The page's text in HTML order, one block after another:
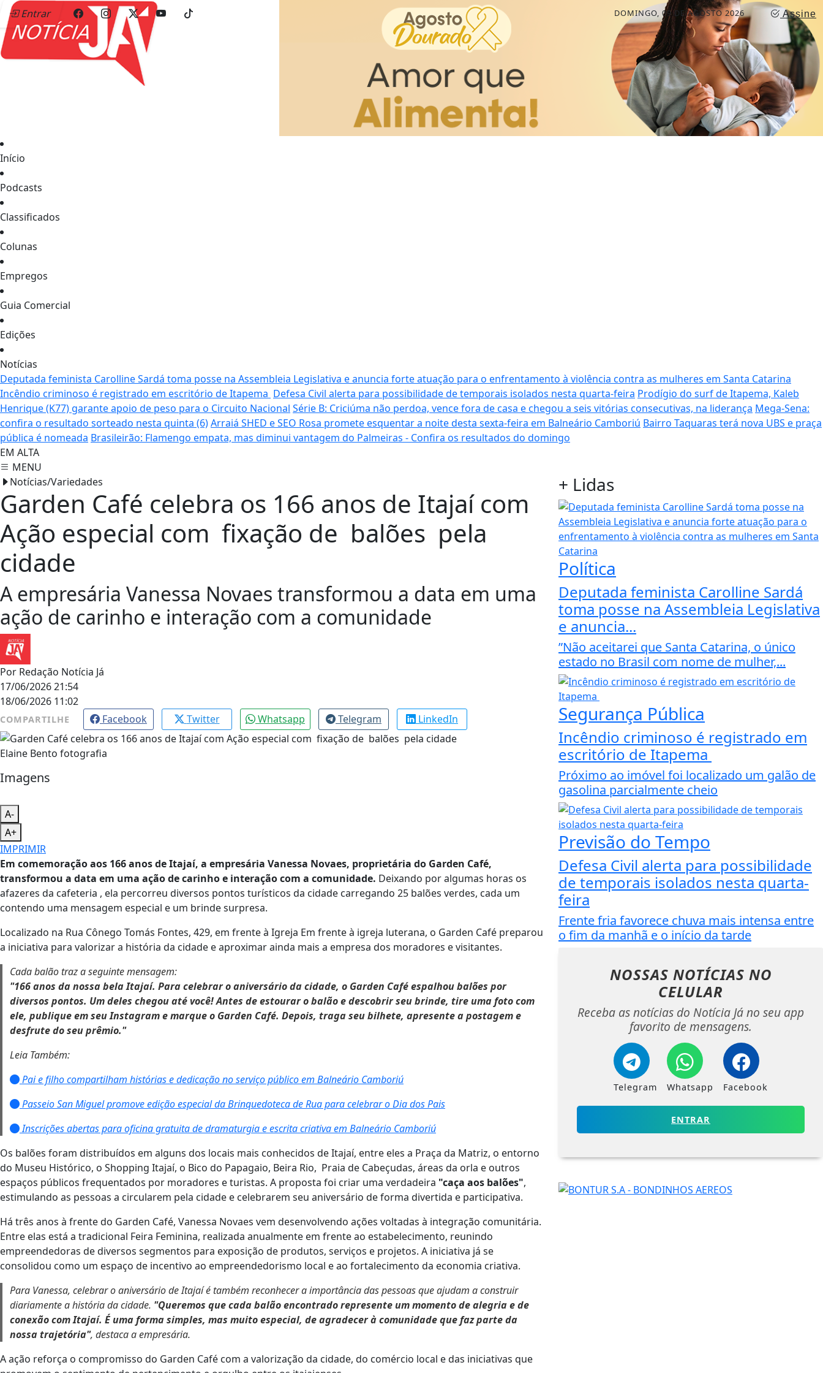
Entrar Assine
DOMINGO, 09 DE AGOSTO 2026
Início
Podcasts
Classificados
Colunas
Empregos
Guia Comercial
Edições
Notícias
Deputada feminista Carolline Sardá toma posse na Assembleia Legislativa e anuncia forte atuação para o enfrentamento à violência contra as mulheres em Santa Catarina
Incêndio criminoso é registrado em escritório de Itapema Defesa Civil alerta para possibilidade de temporais isolados nesta quarta-feira Prodígio do surf de Itapema, Kaleb
Henrique (K77) garante apoio de peso para o Circuito Nacional Série B: Criciúma não perdoa, vence fora de casa e chegou a seis vitórias consecutivas, na liderança Mega-Sena:
confira o resultado sorteado nesta quinta (6)Arraiá SHED e SEO Rosa promete esquentar a noite desta sexta-feira em Balneário Camboriú Bairro Taquaras terá nova UBS e praça
pública é nomeada Brasileirão: Flamengo empata, mas diminui vantagem do Palmeiras - Confira os resultados do domingo
EM ALTA
MENU
Notícias/Variedades
Garden Café celebra os 166 anos de Itajaí com
Ação especial com fixação de balões pela
cidade
A empresária Vanessa Novaes transformou a data em uma
ação de carinho e interação com a comunidade
Por Redação Notícia Já
17/06/2026 21:54
18/06/2026 11:02
COMPARTILHE Facebook Twitter Whatsapp Telegram LinkedIn
Elaine Bento fotografia
Imagens
A-
A+
IMPRIMIR
Em comemoração aos 166 anos de Itajaí, a empresária Vanessa Novaes, proprietária do Garden Café,
transformou a data em uma ação de carinho e interação com a comunidade. Deixando por algumas horas os
afazeres da cafeteria , ela percorreu diversos pontos turísticos da cidade carregando 25 balões verdes, cada um
contendo uma mensagem especial e um brinde surpresa.
Localizado na Rua Cônego Tomás Fontes, 429, em frente à Igreja Em frente à igreja luterana, o Garden Café preparou
a iniciativa para valorizar a história da cidade e aproximar ainda mais a empresa dos moradores e visitantes.
Cada balão traz a seguinte mensagem:
"166 anos da nossa bela Itajaí. Para celebrar o aniversário da cidade, o Garden Café espalhou balões por
diversos pontos. Um deles chegou até você! Antes de estourar o balão e descobrir seu brinde, tire uma foto com
ele, publique em seu Instagram e marque o Garden Café. Depois, traga seu bilhete, apresente a postagem e
desfrute do seu prêmio."
Leia Também:
Pai e filho compartilham histórias e dedicação no serviço público em Balneário Camboriú
Passeio San Miguel promove edição especial da Brinquedoteca de Rua para celebrar o Dia dos Pais
Inscrições abertas para oficina gratuita de dramaturgia e escrita criativa em Balneário Camboriú
Os balões foram distribuídos em alguns dos locais mais conhecidos de Itajaí, entre eles a Praça da Matriz, o entorno
do Museu Histórico, o Shopping Itajaí, o Bico do Papagaio, Beira Rio, Praia de Cabeçudas, áreas da orla e outros
espaços públicos frequentados por moradores e turistas. A proposta foi criar uma verdadeira "caça aos balões",
estimulando as pessoas a circularem pela cidade e celebrarem seu aniversário de forma divertida e participativa.
Há três anos à frente do Garden Café, Vanessa Novaes vem desenvolvendo ações voltadas à integração comunitária.
Entre elas está a tradicional Feira Feminina, realizada anualmente em frente ao estabelecimento, reunindo
empreendedoras de diversos segmentos para exposição de produtos, serviços e projetos. A iniciativa já se
consolidou como um espaço de incentivo ao empreendedorismo local e ao fortalecimento da economia criativa.
Para Vanessa, celebrar o aniversário de Itajaí é também reconhecer a importância das pessoas que ajudam a construir
diariamente a história da cidade. "Queremos que cada balão encontrado represente um momento de alegria e de
conexão com Itajaí. É uma forma simples, mas muito especial, de agradecer à comunidade que faz parte da
nossa trajetória", destaca a empresária.
A ação reforça o compromisso do Garden Café com a valorização da cidade, do comércio local e das iniciativas que
+ Lidas
Política
Deputada feminista Carolline Sardá
toma posse na Assembleia Legislativa
e anuncia...
”Não aceitarei que Santa Catarina, o único
estado no Brasil com nome de mulher,...
Segurança Pública
Incêndio criminoso é registrado em
escritório de Itapema
Próximo ao imóvel foi localizado um galão de
gasolina parcialmente cheio
Previsão do Tempo
Defesa Civil alerta para possibilidade
de temporais isolados nesta quarta-
feira
Frente fria favorece chuva mais intensa entre
o fim da manhã e o início da tarde
NOSSAS NOTÍCIAS NO
CELULAR
Receba as notícias do Notícia Já no seu app
favorito de mensagens.
Telegram Whatsapp Facebook
ENTRAR